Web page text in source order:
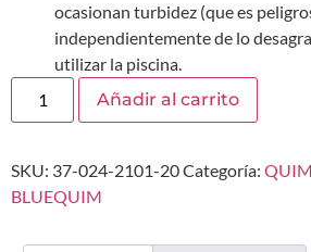
ocasionan turbidez (que es
independientemente de lo
utilizar la piscina.
Añadir al carrito
SKU: 37-024-2101-20Categoría:
BLUEQUIM